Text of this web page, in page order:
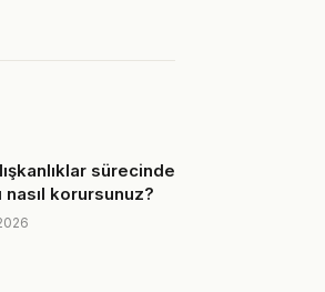
sürecinde
nasıl korursunuz?